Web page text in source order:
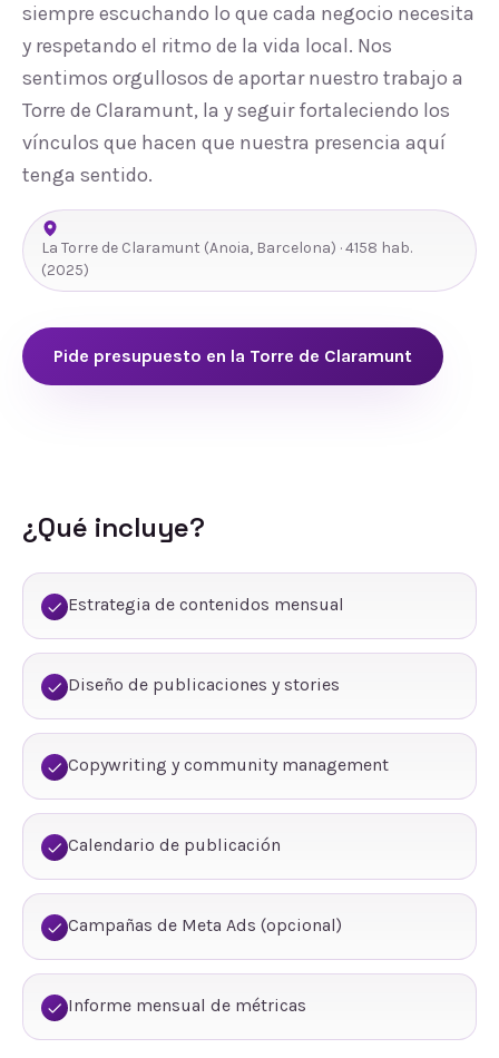
siempre escuchando lo que cada negocio necesita
y respetando el ritmo de la vida local. Nos
sentimos orgullosos de aportar nuestro trabajo a
Torre de Claramunt, la y seguir fortaleciendo los
vínculos que hacen que nuestra presencia aquí
tenga sentido.
La Torre de Claramunt (Anoia, Barcelona) ·4158 hab.
(2025)
Pide presupuesto en la Torre de Claramunt
¿Qué incluye?
Estrategia de contenidos mensual
Diseño de publicaciones y stories
Copywriting y community management
Calendario de publicación
Campañas de Meta Ads (opcional)
Informe mensual de métricas